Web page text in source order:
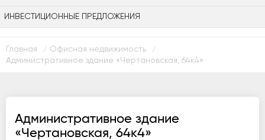
ИНВЕСТИЦИОННЫЕ ПРЕДЛОЖЕНИЯ
Главная / Офисная недвижимость /
Административное здание «Чертановская, 64к4»
Административное здание
«Чертановская, 64к4»